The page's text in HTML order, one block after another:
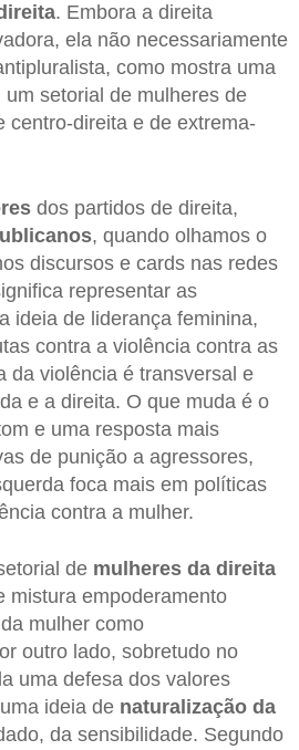
. Embora a direita
ela não necessariamente
como mostra uma
setorial de mulheres de
centro-direita e de extrema-
dos partidos de direita,
, quando olhamos o
discursos e cards nas redes
representar as
ideia de liderança feminina,
contra a violência contra as
da violência é transversal e
e a direita. O que muda é o
e uma resposta mais
de punição a agressores,
foca mais em políticas
contra a mulher.
de mulheres da direita
mistura empoderamento
mulher como
outro lado, sobretudo no
uma defesa dos valores
ideia de naturalização da
da sensibilidade. Segundo